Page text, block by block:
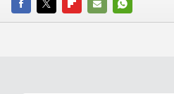
FACEBOOK
TWITTERFLIPBOARD
E-
WHATSAPP